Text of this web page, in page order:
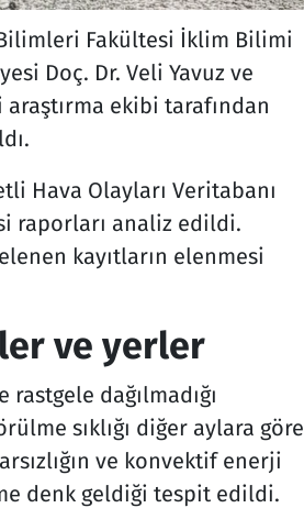
Bilimleri Fakültesi İklim Bilimi
Doç. Dr. Veli Yavuz ve
ekibi tarafından
Hava Olayları Veritabanı
raporları analiz edildi.
kayıtların elenmesi
ve yerler
dağılmadığı
sıklığı diğer aylara göre
ve konvektif enerji
denk geldiği tespit edildi.